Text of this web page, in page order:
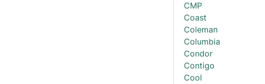
CMP
Coast
Coleman
Columbia
Condor
Contigo
Cool